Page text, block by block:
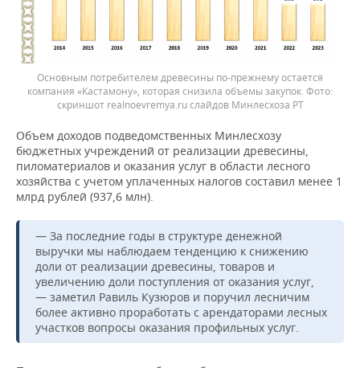
Основным потребителем древесины по-прежнему остается
компания «Кастамону», которая снизила объемы закупок.
скриншот realnoevremya.ru слайдов Минлесхоза РТ
Объем доходов подведомственных Минлесхозу
бюджетных учреждений от реализации древесины,
пиломатериалов и оказания услуг в области лесного
хозяйства с учетом уплаченных налогов составил менее 1
млрд рублей (937,6 млн).
— За последние годы в структуре денежной
выручки мы наблюдаем тенденцию к снижению
доли от реализации древесины, товаров и
увеличению доли поступления от оказания услуг,
— заметил Равиль Кузюров и поручил лесничим
более активно проработать с арендаторами лесных
участков вопросы оказания профильных услуг.